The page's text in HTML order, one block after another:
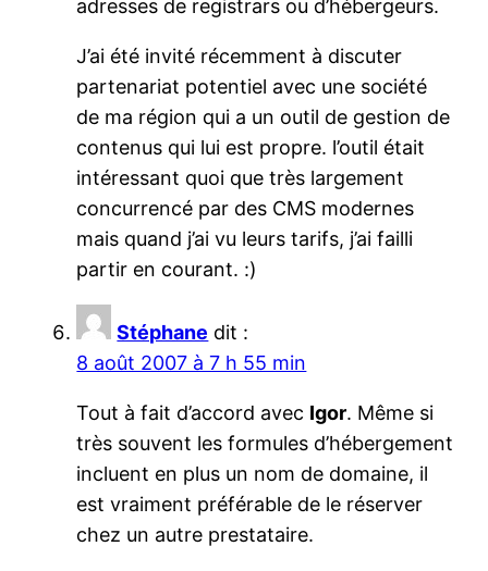
adresses de registrars ou d’hébergeurs.
J’ai été invité récemment à discuter
partenariat potentiel avec une société
de ma région qui a un outil de gestion de
contenus qui lui est propre. l’outil était
intéressant quoi que très largement
concurrencé par des CMS modernes
mais quand j’ai vu leurs tarifs, j’ai failli
partir en courant. :)
Stéphane dit :
8 août 2007 à 7 h 55 min
Tout à fait d’accord avec Igor. Même si
très souvent les formules d’hébergement
incluent en plus un nom de domaine, il
est vraiment préférable de le réserver
chez un autre prestataire.